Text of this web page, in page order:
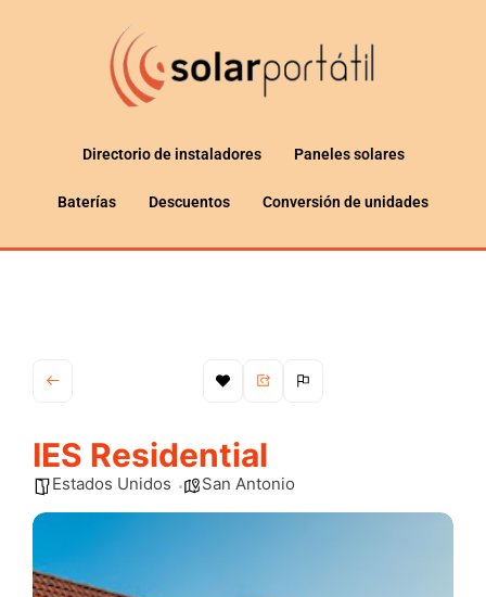
Directorio de instaladores Paneles solares
Baterías Descuentos Conversión de unidades
IES Residential
Estados Unidos San Antonio